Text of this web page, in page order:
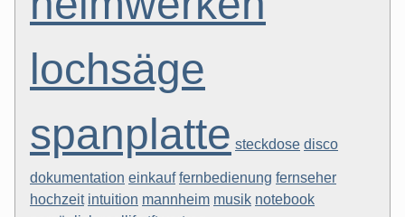
lochsäge
spanplatte steckdose disco
dokumentation einkauf fernbedienung fernseher
hochzeit intuition mannheim musik notebook